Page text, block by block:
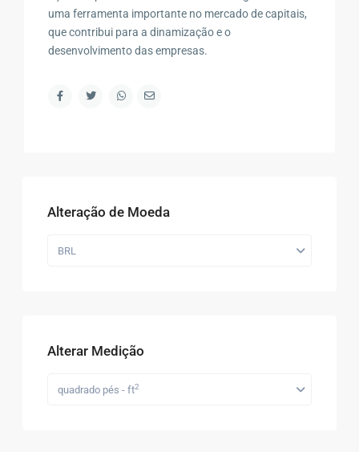
uma ferramenta importante no mercado de capitais,
que contribui para a dinamização e o
desenvolvimento das empresas.
Alteração de Moeda
BRL
Alterar Medição
quadrado pés - ft2